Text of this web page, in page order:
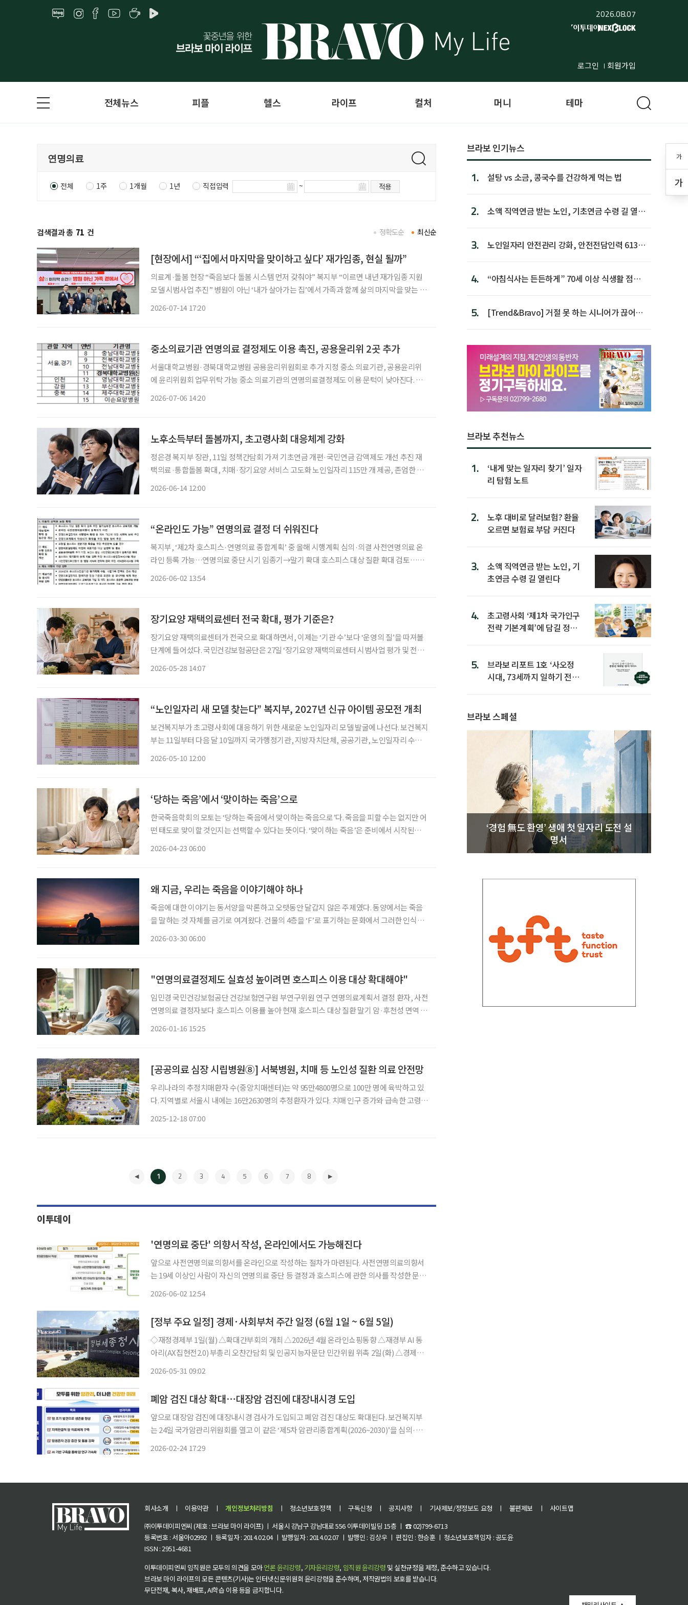
2026.08.07
로그인 회원가입
가
가
전체뉴스 피플 헬스 라이프 컬처 머니 테마
전체 1주 1개월 1년 직접입력 ~ 적용
검색결과 총 71 건 최신순
정확도순
[현장에서] “‘집에서 마지막을 맞이하고 싶다’ 재가임종, 현실 될까”
의료계·돌봄 현장 “죽음보다 돌봄 시스템 먼저 갖춰야” 복지부 “이르면 내년 재가임종 지원
모델 시범사업 추진” 병원이 아닌 ‘내가 살아가는 집’에서 가족과 함께 삶의 마지막을 맞는 ‘재
2026-07-14 17:20
중소의료기관 연명의료 결정제도 이용 촉진, 공용윤리위 2곳 추가
서울대학교병원·경북대학교병원 공용윤리위원회로 추가 지정 중소 의료기관, 공용윤리위
에 윤리위원회 업무위탁 가능 중소 의료기관의 연명의료결정제도 이용 문턱이 낮아진다. 보
2026-07-06 14:20
노후소득부터 돌봄까지, 초고령사회 대응체계 강화
정은경 복지부 장관, 11일 정책간담회 가져 기초연금 개편·국민연금 감액제도 개선 추진 재
택의료·통합돌봄 확대, 치매·장기요양 서비스 고도화 노인일자리 115만 개 제공, 존엄한 임
2026-06-14 12:00
“온라인도 가능” 연명의료 결정 더 쉬워진다
복지부, ‘제2차 호스피스·연명의료 종합계획’ 중 올해 시행계획 심의·의결 사전연명의료 온
라인 등록 가능…연명의료 중단 시기 임종기→말기 확대 호스피스 대상 질환 확대 검토…말
2026-06-02 13:54
장기요양 재택의료센터 전국 확대, 평가 기준은?
장기요양 재택의료센터가 전국으로 확대하면서, 이제는 ‘기관 수’보다 ‘운영의 질’을 따져볼
단계에 들어섰다. 국민건강보험공단은 27일 ‘장기요양 재택의료센터 시범사업 평가 및 전달
2026-05-28 14:07
“노인일자리 새 모델 찾는다” 복지부, 2027년 신규 아이템 공모전 개최
보건복지부가 초고령사회에 대응하기 위한 새로운 노인일자리 모델 발굴에 나선다. 보건복지
부는 11일부터 다음 달 10일까지 국가행정기관, 지방자치단체, 공공기관, 노인일자리 수행
2026-05-10 12:00
‘당하는 죽음’에서 ‘맞이하는 죽음’으로
한국죽음학회의 모토는 ‘당하는 죽음에서 맞이하는 죽음으로’다. 죽음을 피할 수는 없지만 어
떤 태도로 맞이할 것인지는 선택할 수 있다는 뜻이다. ‘맞이하는 죽음’은 준비에서 시작된다.
2026-04-23 06:00
왜 지금, 우리는 죽음을 이야기해야 하나
죽음에 대한 이야기는 동서양을 막론하고 오랫동안 달갑지 않은 주제였다. 동양에서는 죽음
을 말하는 것 자체를 금기로 여겨왔다. 건물의 4층을 ‘F’로 표기하는 문화에서 그러한 인식을
2026-03-30 06:00
"연명의료결정제도 실효성 높이려면 호스피스 이용 대상 확대해야"
임민경 국민건강보험공단 건강보험연구원 부연구위원 연구 연명의료계획서 결정 환자, 사전
연명의료 결정자보다 호스피스 이용률 높아 현재 호스피스 대상 질환 말기 암·후천성 면역 결
2026-01-16 15:25
[공공의료 심장 시립병원⑧] 서북병원, 치매 등 노인성 질환 의료 안전망
우리나라의 추정치매환자 수(중앙치매센터)는 약 95만4800명으로 100만 명에 육박하고 있
다. 지역별로 서울시 내에는 16만2630명의 추정환자가 있다. 치매 인구 증가와 급속한 고령화
2025-12-18 07:00
1 2 3 4 5 6 7 8
이투데이
'연명의료 중단' 의향서 작성, 온라인에서도 가능해진다
앞으로 사전연명의료의향서를 온라인으로 작성하는 절차가 마련된다. 사전연명의료의향서
는 19세 이상인 사람이 자신의 연명의료 중단 등 결정과 호스피스에 관한 의사를 작성한 문서
2026-06-02 12:54
[정부 주요 일정] 경제·사회부처 주간 일정 (6월 1일 ~ 6월 5일)
◇재정경제부 1일(월) △확대간부회의 개최 △2026년 4월 온라인쇼핑동향 △재경부 AI 동
아리(AX집현전2.0) 부총리 오찬간담회 및 인공지능자문단 민간위원 위촉 2일(화) △경제부
2026-05-31 09:02
폐암 검진 대상 확대⋯대장암 검진에 대장내시경 도입
앞으로 대장암 검진에 대장내시경 검사가 도입되고 폐암 검진 대상도 확대된다. 보건복지부
는 24일 국가암관리위원회를 열고 이 같은 ‘제5차 암관리종합계획(2026~2030)’을 심의·의
2026-02-24 17:29
브라보 인기뉴스
1. 설탕 vs 소금, 콩국수를 건강하게 먹는 법
2.
소액 직역연금 받는 노인, 기초연금 수령 길 열린
3.
노인일자리 안전관리 강화, 안전전담인력 613명
4.
“아침식사는 든든하게” 70세 이상 식생활 점수
5.
[Trend&Bravo] 거절 못 하는 시니어가 끊어야
브라보 추천뉴스
1.
‘내게 맞는 일자리 찾기’ 일자
리 탐험 노트
2.
노후 대비로 달러보험? 환율
오르면 보험료 부담 커진다
3.
소액 직역연금 받는 노인, 기
초연금 수령 길 열린다
4.
초고령사회 ‘제1차 국가인구
전략 기본계획’에 담길 정책
5.
브라보 리포트 1호 ‘사오정
시대, 73세까지 일하기 전략’
브라보 스페셜
‘경험 無도 환영’ 생애 첫 일자리 도전 설
명서
회사소개 ㅣ 이용약관 ㅣ 개인정보처리방침 ㅣ 청소년보호정책 ㅣ 구독신청 ㅣ 공지사항 ㅣ 기사제보/정정보도 요청 ㅣ 불편제보 ㅣ
사이트맵
㈜이투데이피엔씨 (제호 : 브라보 마이 라이프) ㅣ 서울시 강남구 강남대로 556 이투데이빌딩 15층 ㅣ ☎ 02)799-6713
등록번호 : 서울아02992 ㅣ 등록일자 : 2014.02.04 ㅣ 발행일자 : 2014.02.07 ㅣ 발행인 : 김상우 ㅣ 편집인 : 한승훈 ㅣ 청소년보호책임자 : 공도윤
ISSN : 2951-4681
이투데이피엔씨 임직원은 모두의 의견을 모아언론 윤리강령, 기자윤리강령, 임직원 윤리강령 및 실천규정을 제정, 준수하고 있습니다.
브라보 마이 라이프의 모든 콘텐츠(기사)는 인터넷신문위원회 윤리강령을 준수하며, 저작권법의 보호를 받습니다.
무단전재, 복사, 재배포, AI학습 이용 등을 금지합니다.